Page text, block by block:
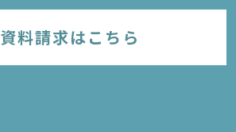
資料請求はこちら